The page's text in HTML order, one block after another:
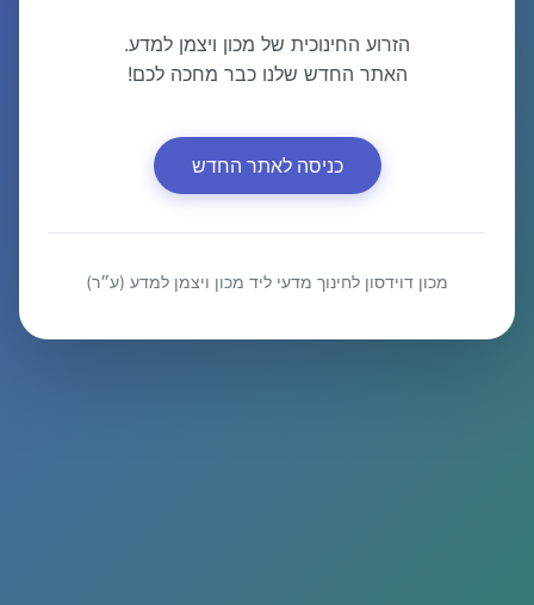
הזרוע החינוכית של מכון ויצמן למדע.
האתר החדש שלנו כבר מחכה לכם!
כניסה לאתר החדש
מכון דוידסון לחינוך מדעי ליד מכון ויצמן למדע (ע״ר)